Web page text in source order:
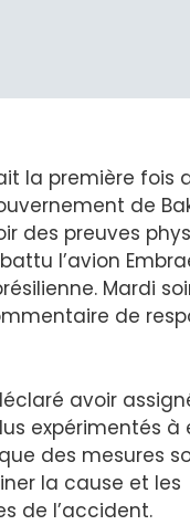
la première fois
de
des preuves
l’avion
Mardi
de
avoir
expérimentés à
des mesures
la cause et les
de l’accident.